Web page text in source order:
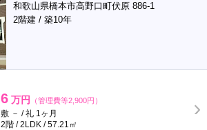
和歌山県橋本市高野口町伏原 886-1
2階建 / 築10年
6 万円 （管理費等2,900円）
敷 － / 礼 1ヶ月
2階 / 2LDK / 57.21㎡